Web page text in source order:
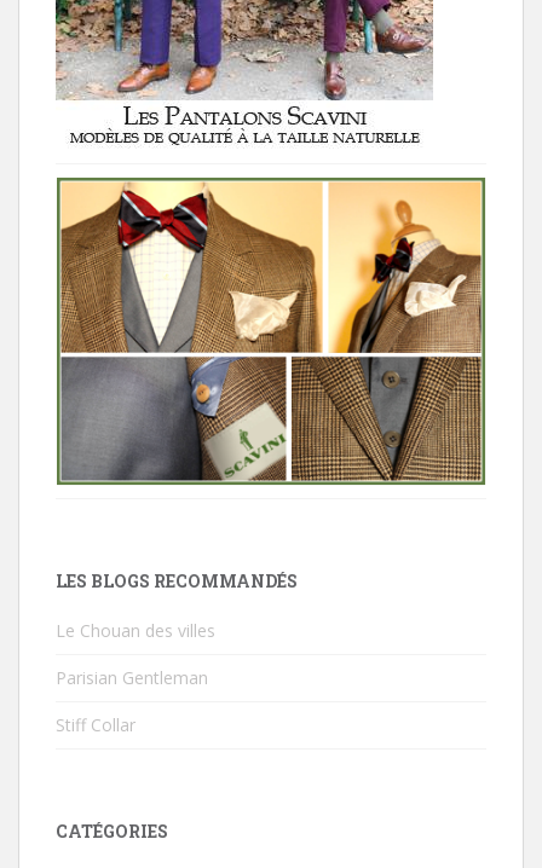
LES BLOGS RECOMMANDÉS
Le Chouan des villes
Parisian Gentleman
Stiff Collar
CATÉGORIES